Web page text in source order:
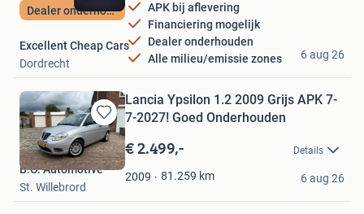
Dealer onderhouden
APK bij aflevering
Financiering mogelijk
Dealer onderhouden
Alle milieu/emissie zones
Excellent Cheap Cars
Dordrecht
6 aug 26
Bewaren
in
Mijn
Favorieten
Lancia Ypsilon 1.2 2009 Grijs APK 7-
7-2027! Goed Onderhouden
€ 2.499,- Details
2009 81.259 km
B.O. Automotive
St. Willebrord
6 aug 26